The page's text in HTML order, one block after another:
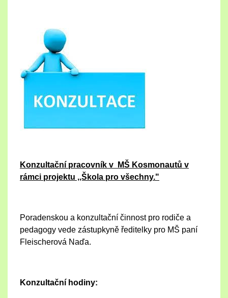
Konzultační pracovník v MŠ Kosmonautů v
rámci projektu ,,Škola pro všechny."
Poradenskou a konzultační činnost pro rodiče a
pedagogy vede zástupkyně ředitelky pro MŠ paní
Fleischerová Naďa.
Konzultační hodiny: